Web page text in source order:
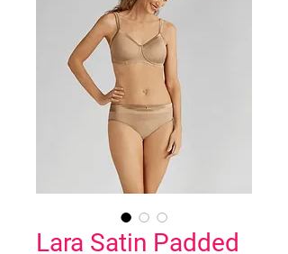
Lara Satin Padded